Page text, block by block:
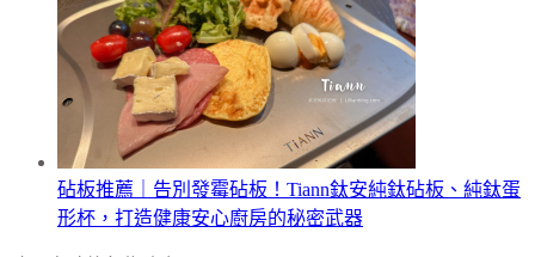
砧板推薦｜告別發霉砧板！Tiann鈦安純鈦砧板、純鈦蛋
形杯，打造健康安心廚房的秘密武器